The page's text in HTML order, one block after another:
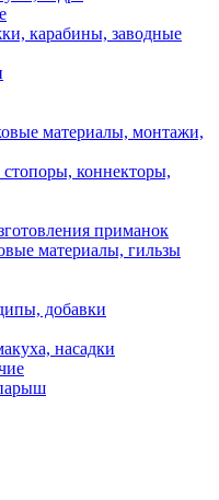
карабины, заводные
материалы, монтажи,
коннекторы,
приманок
материалы, гильзы
добавки
насадки